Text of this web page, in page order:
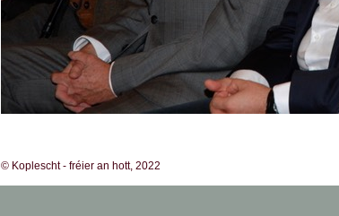
© Koplescht - fréier an hott, 2022